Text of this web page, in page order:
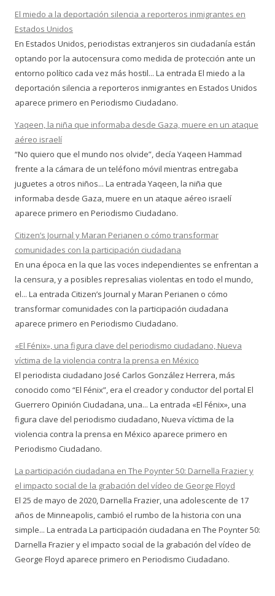
El miedo a la deportación silencia a reporteros inmigrantes en
Estados Unidos
En Estados Unidos, periodistas extranjeros sin ciudadanía están
optando por la autocensura como medida de protección ante un
entorno político cada vez más hostil... La entrada El miedo a la
deportación silencia a reporteros inmigrantes en Estados Unidos
aparece primero en Periodismo Ciudadano.
Yaqeen, la niña que informaba desde Gaza, muere en un ataque
aéreo israelí
“No quiero que el mundo nos olvide”, decía Yaqeen Hammad
frente a la cámara de un teléfono móvil mientras entregaba
juguetes a otros niños... La entrada Yaqeen, la niña que
informaba desde Gaza, muere en un ataque aéreo israelí
aparece primero en Periodismo Ciudadano.
Citizen’s Journal y Maran Perianen o cómo transformar
comunidades con la participación ciudadana
En una época en la que las voces independientes se enfrentan a
la censura, y a posibles represalias violentas en todo el mundo,
el... La entrada Citizen’s Journal y Maran Perianen o cómo
transformar comunidades con la participación ciudadana
aparece primero en Periodismo Ciudadano.
«El Fénix», una figura clave del periodismo ciudadano, Nueva
víctima de la violencia contra la prensa en México
El periodista ciudadano José Carlos González Herrera, más
conocido como “El Fénix”, era el creador y conductor del portal El
Guerrero Opinión Ciudadana, una... La entrada «El Fénix», una
figura clave del periodismo ciudadano, Nueva víctima de la
violencia contra la prensa en México aparece primero en
Periodismo Ciudadano.
La participación ciudadana en The Poynter 50: Darnella Frazier y
el impacto social de la grabación del vídeo de George Floyd
El 25 de mayo de 2020, Darnella Frazier, una adolescente de 17
años de Minneapolis, cambió el rumbo de la historia con una
simple... La entrada La participación ciudadana en The Poynter 50:
Darnella Frazier y el impacto social de la grabación del vídeo de
George Floyd aparece primero en Periodismo Ciudadano.